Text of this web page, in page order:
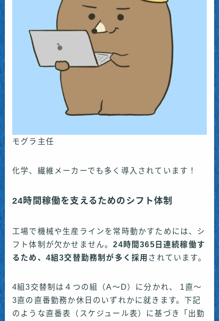
モグラ主任
化学、繊維メーカーでも多く導入されています！
24時間稼働を支えるためのシフト体制
工場で機械や生産ラインを常時動かすためには、シ
フト体制が欠かせません。24時間365日連続稼働す
るため、4組3交替勤務制が多く採用 されています。
4組3交替制は４つの組（A～D）に分かれ、 1直〜
3直の直番勤務か休日のいずれかに就きます。下記
のような直番表（スケジュール表）に基づき「出勤